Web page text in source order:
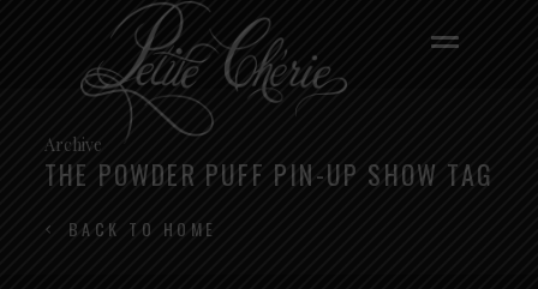
Archive
THE POWDER PUFF PIN-UP SHOW TAG
BACK TO HOME